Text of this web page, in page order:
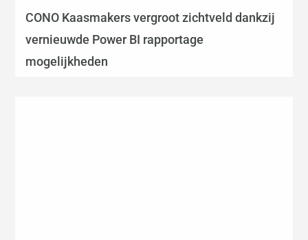
CONO Kaasmakers vergroot zichtveld dankzij
vernieuwde Power BI rapportage
mogelijkheden